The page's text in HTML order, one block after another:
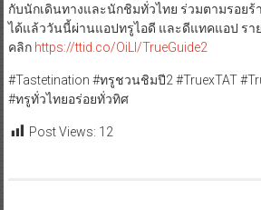
กับนักเดินทางและนักชิมทั่วไทย ร่วมตามรอย
ได้แล้ววันนี้ผ่านแอปทรูไอดี และดีแทคแอป ราย
คลิก https://ttid.co/OiLl/TrueGuide2
#Tastetination #ทรูชวนชิมปี2 #TruexTAT
#ทรูทั่วไทยอร่อยทั่วทิศ
Post Views: 12